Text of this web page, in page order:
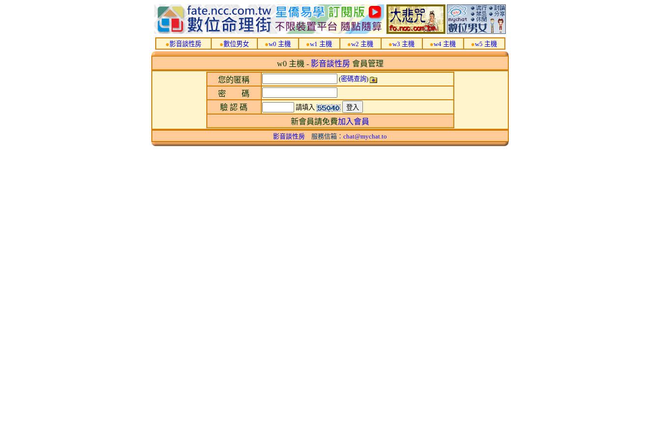
●影音談性房 ●數位男女 ●w0 主機 ●w1 主機 ●w2 主機 ●w3 主機 ●w4 主機 ●w5 主機
w0 主機 - 影音談性房會員管理
您的匿稱
(密碼查詢)
密 碼
驗 認 碼
請填入
新會員請免費加入會員
影音談性房 服務信箱： chat@mychat.to